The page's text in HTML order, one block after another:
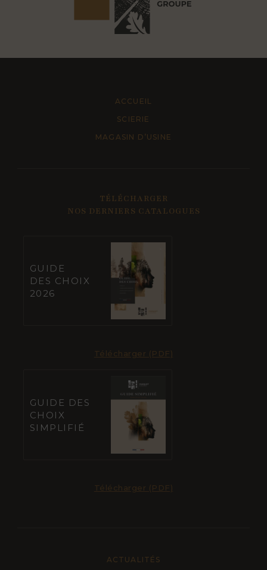
ACCUEIL
SCIERIE
MAGASIN D’USINE
TÉLÉCHARGER
NOS DERNIERS CATALOGUES
GUIDE
DES CHOIX
2026
Télécharger (PDF)
GUIDE DES
CHOIX
SIMPLIFIÉ
Télécharger (PDF)
ACTUALITÉS